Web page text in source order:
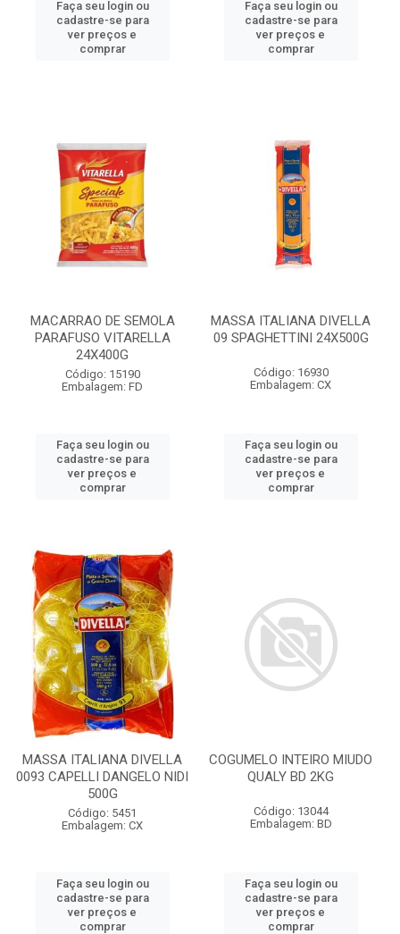
Faça seu login ou
cadastre-se para
ver preços e
comprar
Faça seu login ou
cadastre-se para
ver preços e
comprar
MACARRAO DE SEMOLA
PARAFUSO VITARELLA
24X400G
Código: 15190
Embalagem: FD
Faça seu login ou
cadastre-se para
ver preços e
comprar
MASSA ITALIANA DIVELLA
09 SPAGHETTINI 24X500G
Código: 16930
Embalagem: CX
Faça seu login ou
cadastre-se para
ver preços e
comprar
MASSA ITALIANA DIVELLA
0093 CAPELLI DANGELO NIDI
500G
Código: 5451
Embalagem: CX
Faça seu login ou
cadastre-se para
ver preços e
comprar
COGUMELO INTEIRO MIUDO
QUALY BD 2KG
Código: 13044
Embalagem: BD
Faça seu login ou
cadastre-se para
ver preços e
comprar